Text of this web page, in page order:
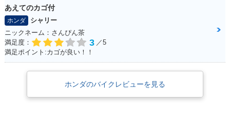
あえてのカゴ付
ホンダ
シャリー
ニックネーム：さんぴん茶
満足度：
3 ／5
満足ポイント:カゴが良い！！
ホンダのバイクレビューを見る